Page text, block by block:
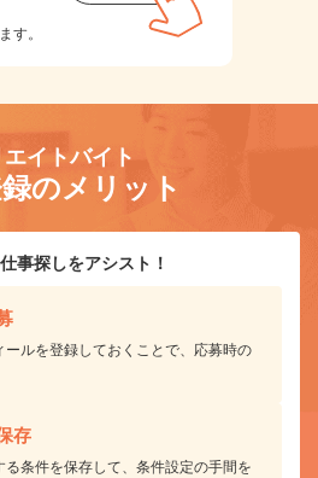
す。
エイトバイト
のメリット
事探しをアシスト！
ールを登録しておくことで、応募時の
存
る条件を保存して、条件設定の手間を